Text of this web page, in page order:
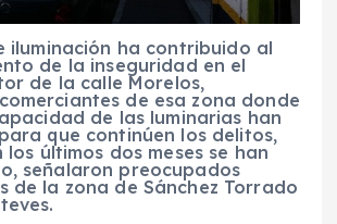
iluminación ha contribuido al
de la inseguridad en el
de la calle Morelos,
de esa zona donde
de las luminarias han
que continúen los delitos,
los últimos dos meses se han
señalaron preocupados
de la zona de Sánchez Torrado